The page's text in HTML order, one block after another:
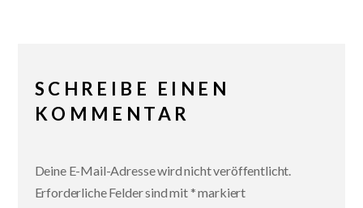
SCHREIBE EINEN
KOMMENTAR
Deine E-Mail-Adresse wird nicht veröffentlicht.
Erforderliche Felder sind mit *markiert